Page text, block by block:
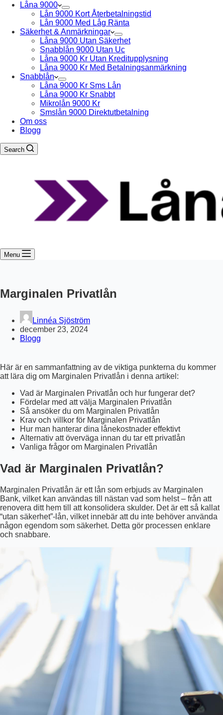
Låna 9000
Lån 9000 Kort Återbetalningstid
Lån 9000 Med Låg Ränta
Säkerhet & Anmärkningar
Låna 9000 Utan Säkerhet
Snabblån 9000 Utan Uc
Låna 9000 Kr Utan Kreditupplysning
Låna 9000 Kr Med Betalningsanmärkning
Snabblån
Låna 9000 Kr Sms Lån
Låna 9000 Kr Snabbt
Mikrolån 9000 Kr
Smslån 9000 Direktutbetalning
Om oss
Blogg
Search
Menu
Marginalen Privatlån
Linnéa Sjöström
december 23, 2024
Blogg
Här är en sammanfattning av de viktiga punkterna du kommer
att lära dig om Marginalen Privatlån i denna artikel:
Vad är Marginalen Privatlån och hur fungerar det?
Fördelar med att välja Marginalen Privatlån
Så ansöker du om Marginalen Privatlån
Krav och villkor för Marginalen Privatlån
Hur man hanterar dina lånekostnader effektivt
Alternativ att överväga innan du tar ett privatlån
Vanliga frågor om Marginalen Privatlån
Vad är Marginalen Privatlån?
Marginalen Privatlån är ett lån som erbjuds av Marginalen
Bank, vilket kan användas till nästan vad som helst – från att
renovera ditt hem till att konsolidera skulder. Det är ett så kallat
“utan säkerhet”-lån, vilket innebär att du inte behöver använda
någon egendom som säkerhet. Detta gör processen enklare
och snabbare.